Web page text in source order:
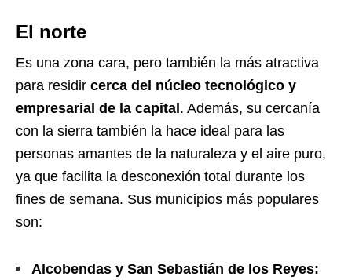
El norte
Es una zona cara, pero también la más atractiva
para residir cerca del núcleo tecnológico y
empresarial de la capital . Además, su cercanía
con la sierra también la hace ideal para las
personas amantes de la naturaleza y el aire puro,
ya que facilita la desconexión total durante los
fines de semana. Sus municipios más populares
son:
Alcobendas y San Sebastián de los Reyes: